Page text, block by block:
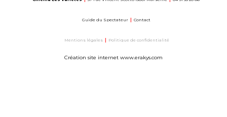
Guide du Spectateur Contact
Mentions légales Politique de confidentialité
Création site internet www.erakys.com